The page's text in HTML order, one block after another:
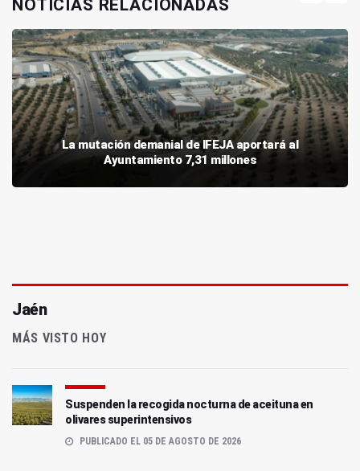
NOTICIAS RELACIONADAS
La mutación demanial de IFEJA aportará al
Ayuntamiento 7,31 millones
Jaén
MÁS VISTO HOY
Suspenden la recogida nocturna de aceituna en
olivares superintensivos
PUBLICADO EL 05 DE AGOSTO DE 2026